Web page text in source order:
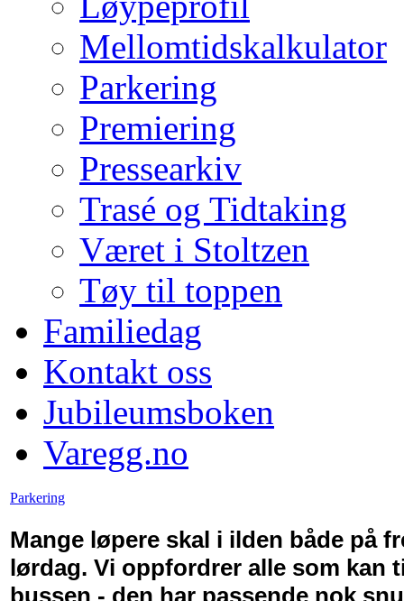
Mellomtidskalkulator
Parkering
Premiering
Pressearkiv
Trasé og Tidtaking
Været i Stoltzen
Tøy til toppen
Familiedag
Kontakt oss
Jubileumsboken
Varegg.no
Parkering
Mange løpere skal i ilden både på
lørdag. Vi oppfordrer alle som kan
bussen - den har passende nok